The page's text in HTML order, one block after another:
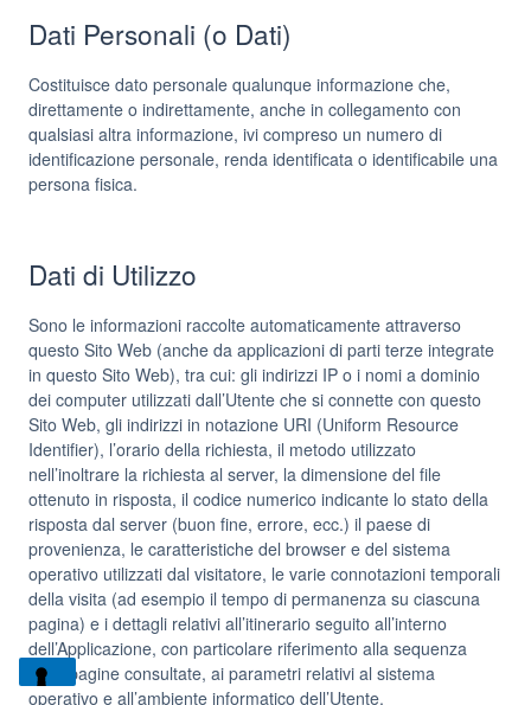
Dati Personali (o Dati)
Costituisce dato personale qualunque informazione che,
direttamente o indirettamente, anche in collegamento con
qualsiasi altra informazione, ivi compreso un numero di
identificazione personale, renda identificata o identificabile una
persona fisica.
Dati di Utilizzo
Sono le informazioni raccolte automaticamente attraverso
questo Sito Web (anche da applicazioni di parti terze integrate
in questo Sito Web), tra cui: gli indirizzi IP o i nomi a dominio
dei computer utilizzati dall’Utente che si connette con questo
Sito Web, gli indirizzi in notazione URI (Uniform Resource
Identifier), l’orario della richiesta, il metodo utilizzato
nell’inoltrare la richiesta al server, la dimensione del file
ottenuto in risposta, il codice numerico indicante lo stato della
risposta dal server (buon fine, errore, ecc.) il paese di
provenienza, le caratteristiche del browser e del sistema
operativo utilizzati dal visitatore, le varie connotazioni temporali
della visita (ad esempio il tempo di permanenza su ciascuna
pagina) e i dettagli relativi all’itinerario seguito all’interno
dell’Applicazione, con particolare riferimento alla sequenza
delle pagine consultate, ai parametri relativi al sistema
operativo e all’ambiente informatico dell’Utente.